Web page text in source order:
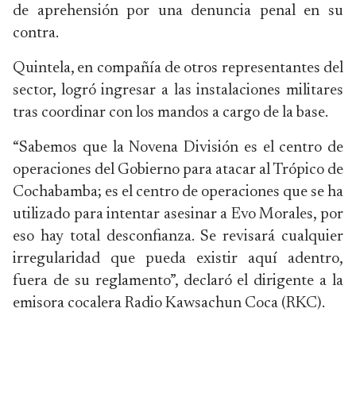
de aprehensión por una denuncia penal en su
contra.
Quintela, en compañía de otros representantes del
sector, logró ingresar a las instalaciones militares
tras coordinar con los mandos a cargo de la base.
“Sabemos que la Novena División es el centro de
operaciones del Gobierno para atacar al Trópico de
Cochabamba; es el centro de operaciones que se ha
utilizado para intentar asesinar a Evo Morales, por
eso hay total desconfianza. Se revisará cualquier
irregularidad que pueda existir aquí adentro,
fuera de su reglamento”, declaró el dirigente a la
emisora cocalera Radio Kawsachun Coca (RKC).